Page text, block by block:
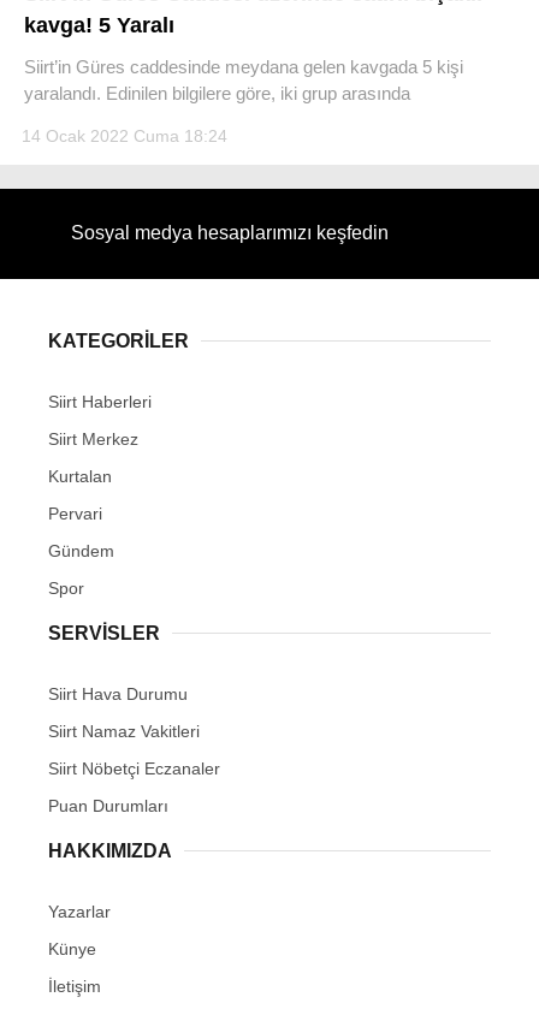
WhatsApp İhbar Hattı
kavga! 5 Yaralı
Siirt’in Güres caddesinde meydana gelen kavgada 5 kişi
yaralandı. Edinilen bilgilere göre, iki grup arasında
14 Ocak 2022 Cuma 18:24
Sosyal medya hesaplarımızı keşfedin
KATEGORİLER
Siirt Haberleri
Siirt Merkez
Kurtalan
Pervari
Gündem
Spor
SERVİSLER
Siirt Hava Durumu
Siirt Namaz Vakitleri
Siirt Nöbetçi Eczanaler
Puan Durumları
HAKKIMIZDA
Yazarlar
Künye
İletişim